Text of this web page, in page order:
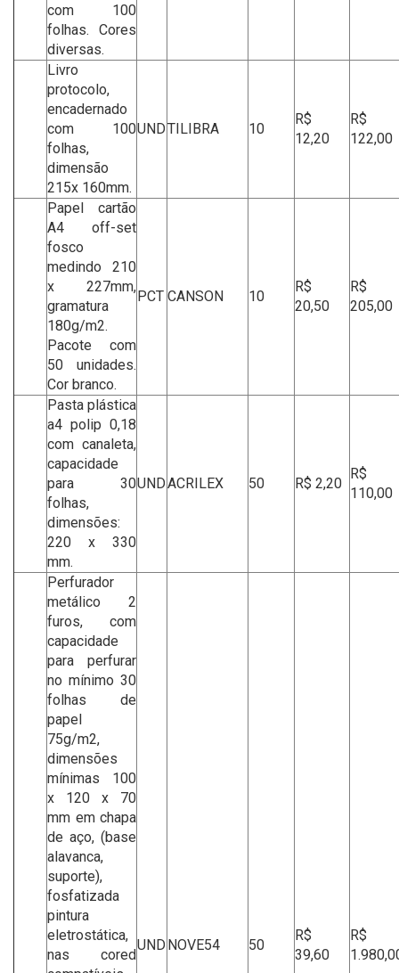
com 100
folhas. Cores
diversas.
Livro
protocolo,
encadernado
com 100
folhas,
dimensão
215x 160mm.
UNDTILIBRA 10
R$
12,20
R$
122,00
Papel cartão
A4 off-set
fosco
medindo 210
x 227mm,
gramatura
180g/m2.
Pacote com
50 unidades.
Cor branco.
PCT CANSON 10
R$
20,50
R$
205,00
Pasta plástica
a4 polip 0,18
com canaleta,
capacidade
para 30
folhas,
dimensões:
220 x 330
mm.
UNDACRILEX 50 R$ 2,20
R$
110,00
Perfurador
metálico 2
furos, com
capacidade
para perfurar
no mínimo 30
folhas de
papel
75g/m2,
dimensões
mínimas 100
x 120 x 70
mm em chapa
de aço, (base
alavanca,
suporte),
fosfatizada
pintura
eletrostática,
nas cored
UND NOVE54 50
R$
39,60
R$